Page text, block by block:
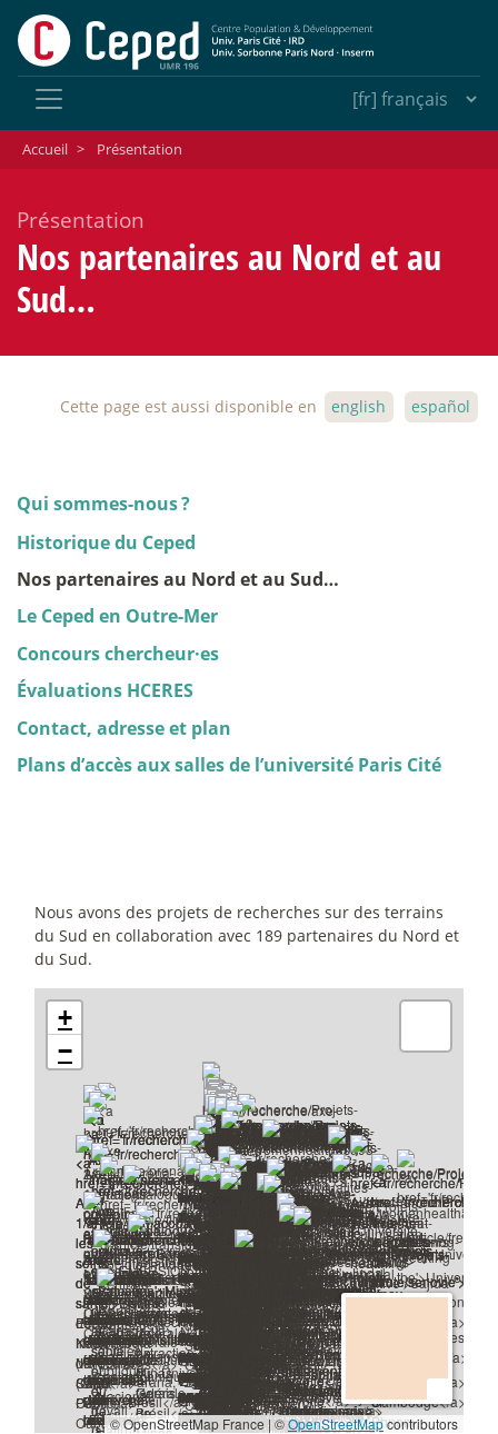
Accueil > Présentation
Présentation
Nos partenaires au Nord et au
Sud…
Cette page est aussi disponible en english español
Qui sommes-nous?
Historique du Ceped
Nos partenaires au Nord et au Sud…
Le Ceped en Outre-Mer
Concours chercheur·es
Évaluations HCERES
Contact, adresse et plan
Plans d’accès aux salles de l’université Paris Cité
Nous avons des projets de recherches sur des terrains
du Sud en collaboration avec 189 partenaires du Nord et
du Sud.
+
−
© OpenStreetMap France | ©OpenStreetMapcontributors